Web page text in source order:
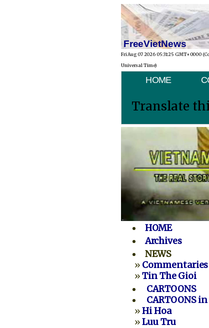
FreeVietNews
Fri Aug 07 2026 05:31:25 GMT+0000
Universal Time)
HOME
Translate
HOME
Archives
NEWS
» Commentaries
»Tin The Gioi
CARTOONS
CARTOONS
»Hi Hoa
»Luu Tru